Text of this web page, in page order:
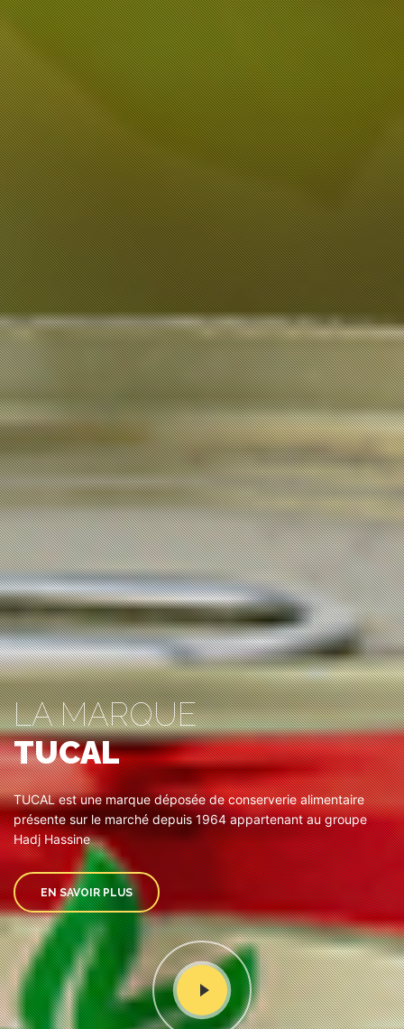
LA MARQUE
TUCAL
TUCAL est une marque déposée de conserverie alimentaire
présente sur le marché depuis 1964 appartenant au groupe
Hadj Hassine
EN SAVOIR PLUS